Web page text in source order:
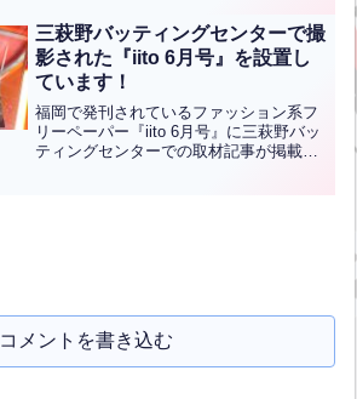
ンとして創刊されました。iitoで専属モデ
ル...全文はクリック
三萩野バッティングセンターで撮
影された『iito 6月号』を設置し
ています！
福岡で発刊されているファッション系フ
リーペーパー『iito 6月号』に三萩野バッ
ティングセンターでの取材記事が掲載さ
コメントを書き込む